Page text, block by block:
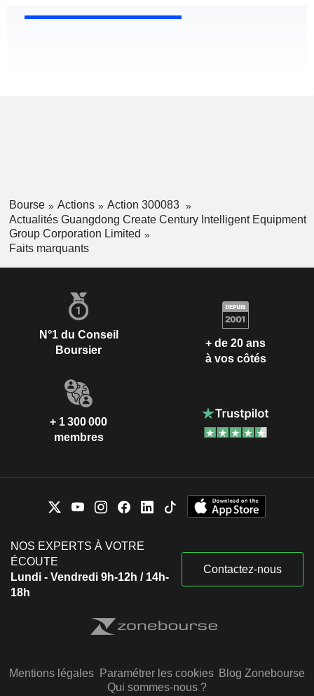
Bourse Actions
Action 300083
Actualités Guangdong Create Century Intelligent Equipment
Group Corporation Limited
Faits marquants
N°1 du Conseil
Boursier
+ de 20 ans
à vos côtés
+ 1 300 000
membres
NOS EXPERTS À VOTRE
ÉCOUTE
Lundi - Vendredi 9h-12h / 14h-
18h
Contactez-nous
Mentions légales Paramétrer les cookies Blog Zonebourse
Qui sommes-nous ?